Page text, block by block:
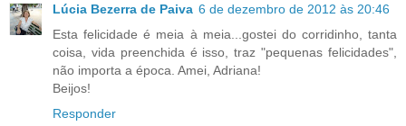
Lúcia Bezerra de Paiva 6 de dezembro de 2012 às 20:46
Esta felicidade é meia à meia...gostei do corridinho, tanta
coisa, vida preenchida é isso, traz "pequenas felicidades",
não importa a época. Amei, Adriana!
Beijos!
Responder